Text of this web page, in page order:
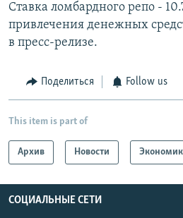
Ставка ломбардного репо -
привлечения денежных
в пресс-релизе.
Поделиться Follow us
This item is part of
Архив Новости
СОЦИАЛЬНЫЕ СЕТИ